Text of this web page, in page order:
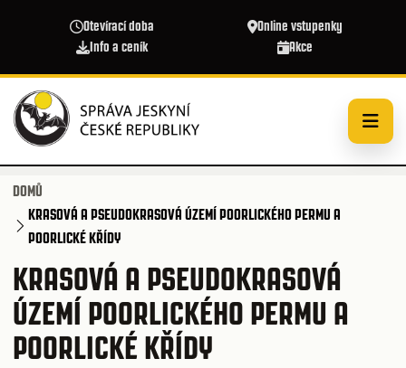
Otevírací doba
Online vstupenky
Info a ceník
Akce
DOMŮ
KRASOVÁ A PSEUDOKRASOVÁ ÚZEMÍ POORLICKÉHO PERMU A
POORLICKÉ KŘÍDY
KRASOVÁ A PSEUDOKRASOVÁ
ÚZEMÍ POORLICKÉHO PERMU A
POORLICKÉ KŘÍDY